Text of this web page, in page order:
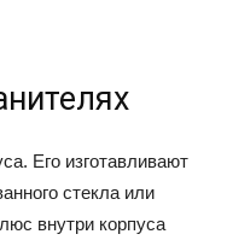
Его изготавливают
стекла или
внутри корпуса